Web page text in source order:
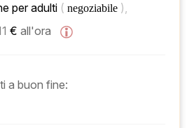
per adulti ( negoziabile ),
€ all'ora
a buon fine: